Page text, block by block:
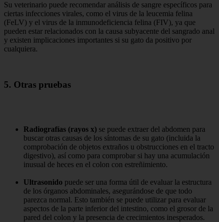
Su veterinario puede recomendar análisis de sangre específicos para
ciertas infecciones virales, como el virus de la leucemia felina
(FeLV) y el virus de la inmunodeficiencia felina (FIV), ya que
pueden estar relacionados con la causa subyacente del sangrado anal
y existen implicaciones importantes si su gato da positivo por
cualquiera.
5. Otras pruebas
Radiografías (rayos x) se puede extraer del abdomen para
buscar otras causas de los síntomas de su gato (incluida la
comprobación de objetos extraños u obstrucciones en el tracto
digestivo), así como para comprobar si hay una acumulación
inusual de heces en el colon con estreñimiento.
Ultrasonido puede ser una forma útil de evaluar la estructura
de los órganos abdominales, asegurándose de que todo
parezca normal. Esto también se puede utilizar para evaluar
aspectos de la parte inferior del intestino, como el grosor de la
pared del colon y la presencia de crecimientos inesperados.